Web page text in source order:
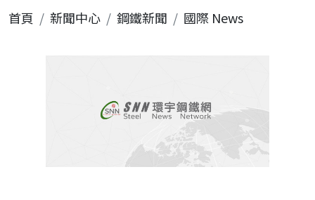
首頁 新聞中心 鋼鐵新聞 國際 News